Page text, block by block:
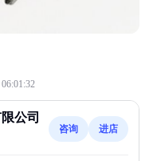
公司
咨询 进店